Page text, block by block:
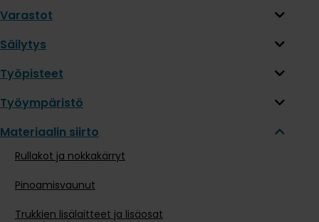
Varastot
Säilytys
Työpisteet
Työympäristö
Materiaalin siirto
Rullakot ja nokkakärryt
Pinoamisvaunut
Trukkien lisälaitteet ja lisäosat